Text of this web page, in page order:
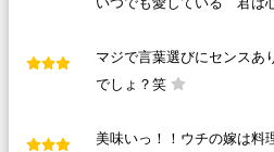
マジで言葉選びにセンスあ
でしょ？笑
美味いっ！！ウチの嫁は料